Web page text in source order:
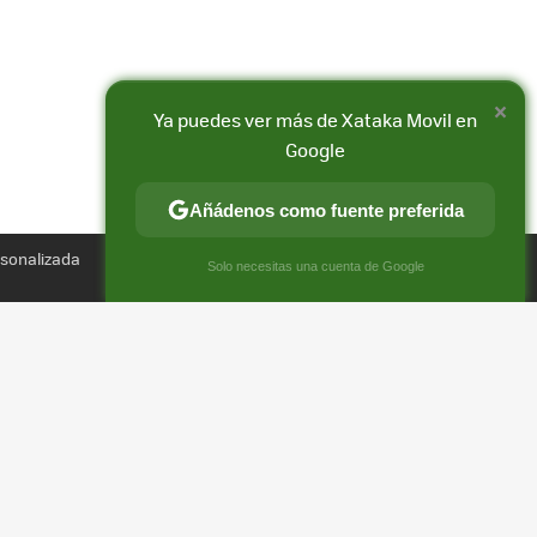
Compartir
FACEBOOK
X
E-
×
Ya puedes ver más de Xataka Movil en
Google
Añádenos como fuente preferida
Solo necesitas una cuenta de Google